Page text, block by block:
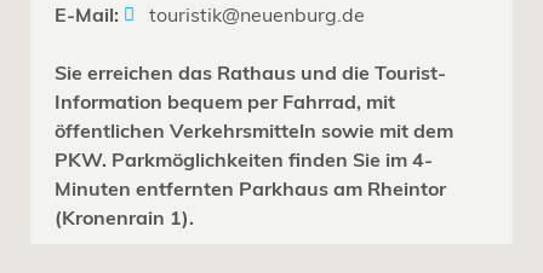
E-Mail: touristik@neuenburg.de
Sie erreichen das Rathaus und die Tourist-
Information bequem per Fahrrad, mit
öffentlichen Verkehrsmitteln sowie mit dem
PKW. Parkmöglichkeiten finden Sie im 4-
Minuten entfernten Parkhaus am Rheintor
(Kronenrain 1).